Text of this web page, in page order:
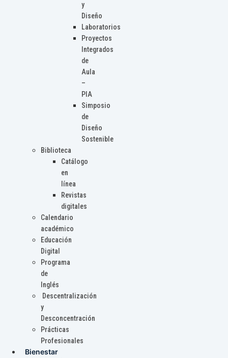
y
Diseño
Laboratorios
Proyectos
Integrados
de
Aula
–
PIA
Simposio
de
Diseño
Sostenible
Biblioteca
Catálogo
en
línea
Revistas
digitales
Calendario
académico
Educación
Digital
Programa
de
Inglés
Descentralización
y
Desconcentración
Prácticas
Profesionales
Bienestar